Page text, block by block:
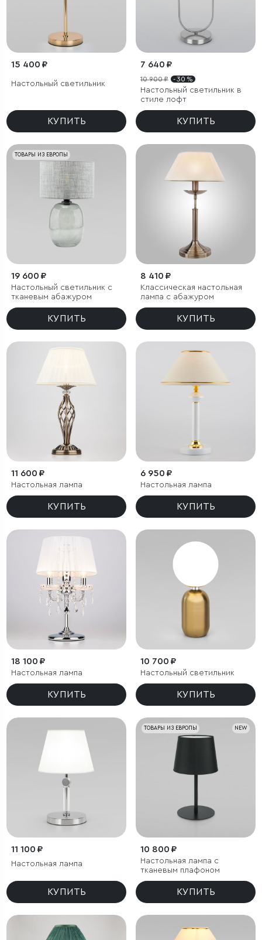
15 400 ₽
Настольный светильник
КУПИТЬ
7 640 ₽
10 900 ₽ - 30 %
Настольный светильник в
стиле лофт
КУПИТЬ
ТОВАРЫ ИЗ ЕВРОПЫ
19 600 ₽
Настольный светильник с
тканевым абажуром
КУПИТЬ
8 410 ₽
Классическая настольная
лампа с абажуром
КУПИТЬ
11 600 ₽
Настольная лампа
КУПИТЬ
6 950 ₽
Настольная лампа
КУПИТЬ
18 100 ₽
Настольная лампа
КУПИТЬ
10 700 ₽
Настольный светильник
КУПИТЬ
11 100 ₽
Настольная лампа
КУПИТЬ
NEW
ТОВАРЫ ИЗ ЕВРОПЫ
10 800 ₽
Настольная лампа с
тканевым плафоном
КУПИТЬ